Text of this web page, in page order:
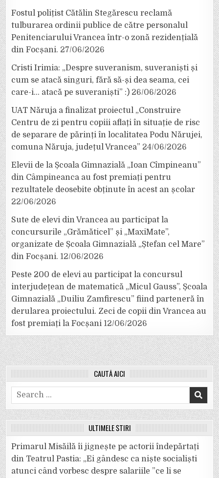
Fostul polițist Cătălin Stegărescu reclamă
tulburarea ordinii publice de către personalul
Penitenciarului Vrancea într-o zonă rezidențială
din Focșani. 27/06/2026
Cristi Irimia: „Despre suveranism, suveraniști și
cum se atacă singuri, fără să-și dea seama, cei
care-i… atacă pe suveraniști” :) 26/06/2026
UAT Năruja a finalizat proiectul „Construire
Centru de zi pentru copiii aflați în situație de risc
de separare de părinți în localitatea Podu Nărujei,
comuna Năruja, județul Vrancea” 24/06/2026
Elevii de la Școala Gimnazială „Ioan Cîmpineanu”
din Câmpineanca au fost premiați pentru
rezultatele deosebite obținute în acest an școlar
22/06/2026
Sute de elevi din Vrancea au participat la
concursurile „Grămăticel” și „MaxiMate”,
organizate de Școala Gimnazială „Ștefan cel Mare”
din Focșani. 12/06/2026
Peste 200 de elevi au participat la concursul
interjudețean de matematică „Micul Gauss”, Școala
Gimnazială „Duiliu Zamfirescu” fiind parteneră în
derularea proiectului. Zeci de copii din Vrancea au
fost premiați la Focșani 12/06/2026
CAUTĂ AICI
Search
for:
ULTIMELE ȘTIRI
Primarul Misăilă îi jignește pe actorii îndepărtați
din Teatrul Pastia: „Ei gândesc ca niște socialiști
atunci când vorbesc despre salariile ”ce li se